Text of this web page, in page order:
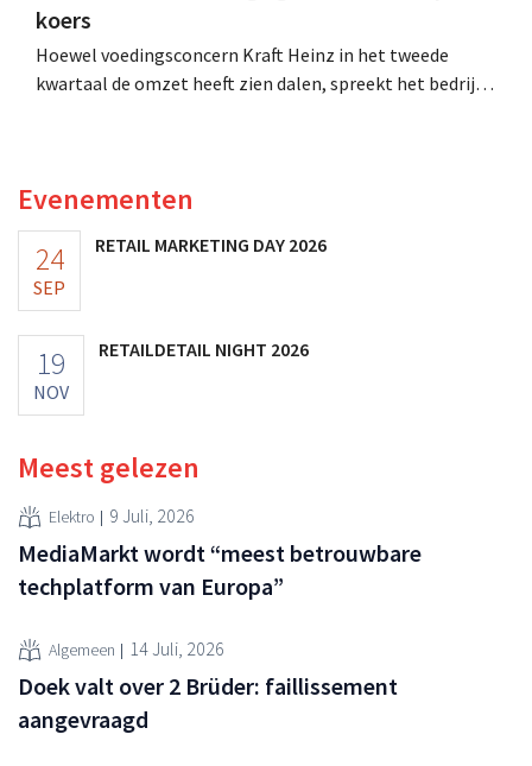
koers
Hoewel voedingsconcern Kraft Heinz in het tweede
kwartaal de omzet heeft zien dalen, spreekt het bedrijf
Evenementen
24
SEP
RETAIL MARKETING DAY 2026
19
NOV
RETAILDETAIL NIGHT 2026
Meest gelezen
Elektro 9 Juli, 2026
MediaMarkt wordt “meest betrouwbare
techplatform van Europa”
Algemeen 14 Juli, 2026
Doek valt over 2 Brüder: faillissement
aangevraagd